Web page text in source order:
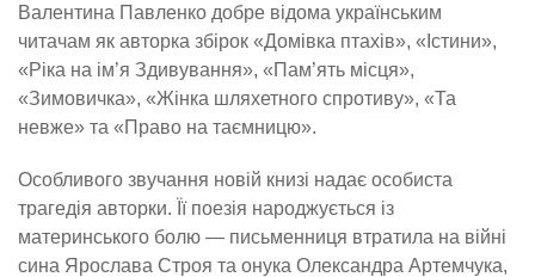
Валентина Павленко добре відома українським
читачам як авторка збірок «Домівка птахів», «Істини»,
«Ріка на ім’я Здивування», «Пам’ять місця»,
«Зимовичка», «Жінка шляхетного спротиву», «Та
невже» та «Право на таємницю».
Особливого звучання новій книзі надає особиста
трагедія авторки. Її поезія народжується із
материнського болю — письменниця втратила на війні
сина Ярослава Строя та онука Олександра Артемчука,